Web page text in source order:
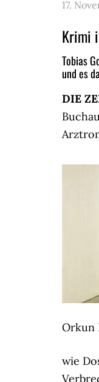
17.
Krimi
Tobias
und es
DIE
Orkun
wie